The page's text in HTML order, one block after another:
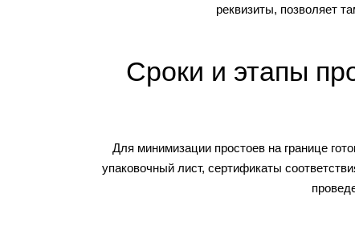
реквизиты, позволяет
Сроки и этапы
Для минимизации простоев на границе
упаковочный лист, сертификаты